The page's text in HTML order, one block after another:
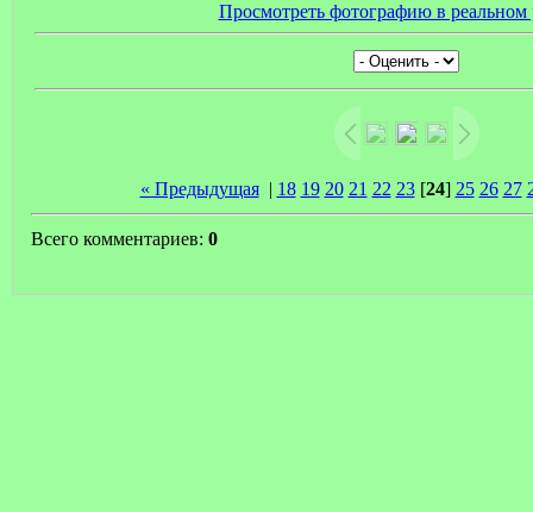
Просмотреть фотографию в реальном
« Предыдущая| 18 19 20 21 22 23[24] 25 26 27
Всего комментариев: 0